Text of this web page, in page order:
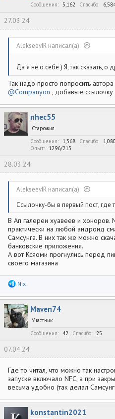
Сообщения
5,162 Спасибо
27.03.24
AlekseevIR написал(а):
Да я не о себе ) Я, так сказать, о
Так надо просто попросить
@Companyon , добавьте
nhec55
Старожил
Сообщения
1,368 Спасибо 1,080
Опыт
1296/215
28.03.24
AlekseevIR написал(а):
Ссылочку-бы в первый пост, где
В Ап галереи хуавеев и хоноров.
практически на любой андроид
Самсунга. В них так же можно
банковские приложения.
А вот Ксяоми прогнулись перед
своего магазина
Р
а
к
ц
и
и
Nix
Maven74
Участник
Сообщения
42 Спасибо 25
07.04.24
Где то читал, что можно так
запуске включало NFC, а при
весьма удобно (так делал
konstantin2021